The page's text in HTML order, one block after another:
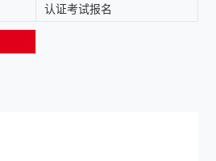
认证考试报名